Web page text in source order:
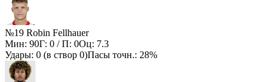
№19 Robin Fellhauer
Мин: 90Г: 0 / П: 0Оц: 7.3
Удары: 0 (в створ 0)Пасы точн.: 28%